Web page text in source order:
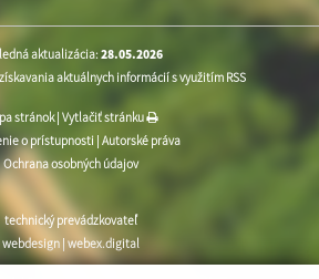
aktualizácia: 28.05.2026
aktuálnych informácií s využitím RSS
stránok| Vytlačiť stránku
o prístupnosti Autorské práva
Ochrana osobných údajov
technický prevádzkovateľ
webdesign webex.digital